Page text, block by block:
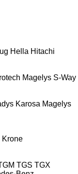
Hella Hitachi
Magelys S-Way
Karosa Magelys
Krone
TGS TGX